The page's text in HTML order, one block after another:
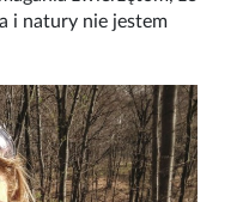
i natury nie jestem